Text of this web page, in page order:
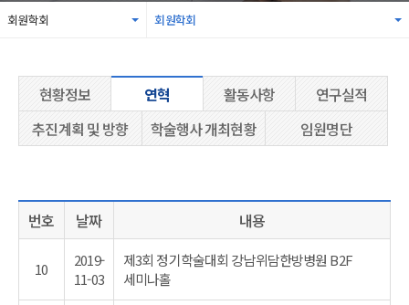
회원학회 회원학회
현황정보 연혁 활동사항
연구실적
추진계획 및 방향
학술행사 개최현황 임원명단
번호 날짜 내용
10
2019-
11-03
제3회 정기학술대회 강남위담한방병원 B2F
세미나홀